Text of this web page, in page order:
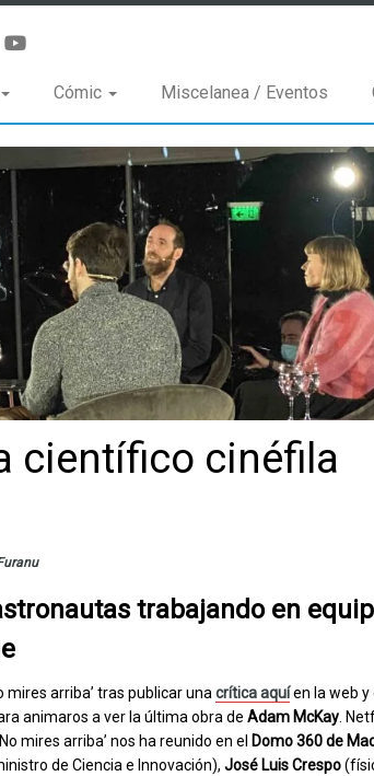
Cómic Miscelanea / Eventos
científico cinéfila
trabajando en
arriba’ tras publicar una crítica aquíen la web y
animaros a ver la última obra de Adam McKay .
mires arriba’ nos ha reunido en el Domo 360 de
de Ciencia e Innovación), José Luis Crespo